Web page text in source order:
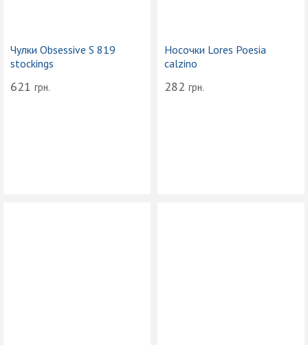
Чулки Obsessive S 819
stockings
621 грн.
Носочки Lores Poesia
calzino
282 грн.